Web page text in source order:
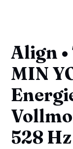
Align •
MIN
528